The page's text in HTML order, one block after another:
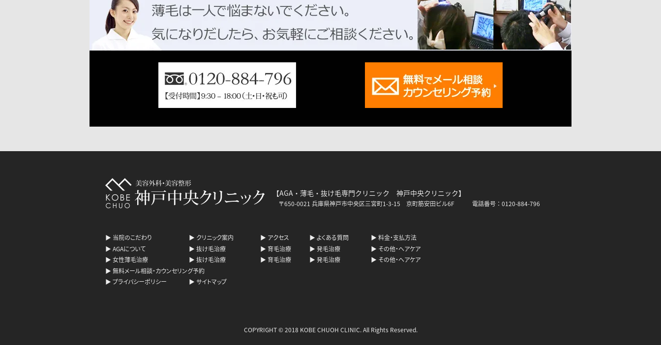
【AGA・薄毛・抜け毛専門クリニック 神戸中央クリニック】
〒650-0021 兵庫県神戸市中央区三宮町1-3-15 京町筋安田ビル6F 電話番号：0120-884-796
▶ 当院のこだわり ▶ クリニック案内 ▶ アクセス ▶ よくある質問 ▶ 料金・支払方法
▶ AGAについて ▶ 抜け毛治療 ▶ 育毛治療 ▶ 発毛治療 ▶ その他・ヘアケア
▶ 女性薄毛治療 ▶ 抜け毛治療 ▶ 育毛治療 ▶ 発毛治療 ▶ その他・ヘアケア
▶ 無料メール相談・カウンセリング予約
▶ プライバシーポリシー ▶ サイトマップ
COPYRIGHT © 2018 KOBE CHUOH CLINIC. All Rights Reserved.